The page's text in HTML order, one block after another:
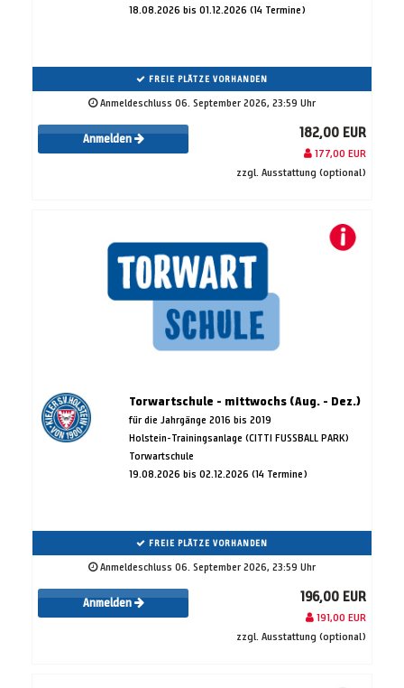
18.08.2026 bis 01.12.2026 (14 Termine)
FREIE PLÄTZE VORHANDEN
Anmeldeschluss 06. September 2026, 23:59 Uhr
Anmelden 182,00 EUR
177,00 EUR
zzgl. Ausstattung (optional)
Torwartschule - mittwochs (Aug. - Dez.)
für die Jahrgänge 2016 bis 2019
Holstein-Trainingsanlage (CITTI FUSSBALL PARK)
Torwartschule
19.08.2026 bis 02.12.2026 (14 Termine)
FREIE PLÄTZE VORHANDEN
Anmeldeschluss 06. September 2026, 23:59 Uhr
Anmelden 196,00 EUR
191,00 EUR
zzgl. Ausstattung (optional)